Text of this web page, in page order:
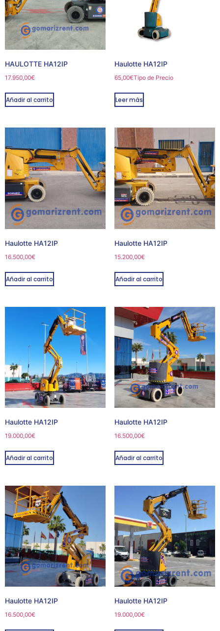
HAULOTTE HA12IP
17.950,00€
Añadir al carrito
Haulotte HA12IP
65,00€Tipo de Precio
Leer más
Haulotte HA12IP
16.500,00€
Añadir al carrito
Haulotte HA12IP
15.200,00€
Añadir al carrito
Haulotte HA12IP
19.000,00€
Añadir al carrito
Haulotte HA12IP
16.500,00€
Añadir al carrito
Haulotte HA12IP
16.500,00€
Haulotte HA12IP
19.000,00€